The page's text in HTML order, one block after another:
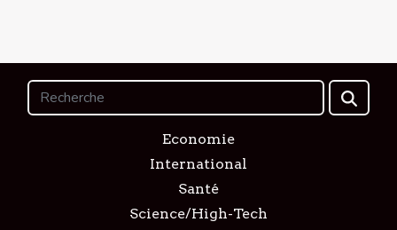
Economie
International
Santé
Science/High-Tech